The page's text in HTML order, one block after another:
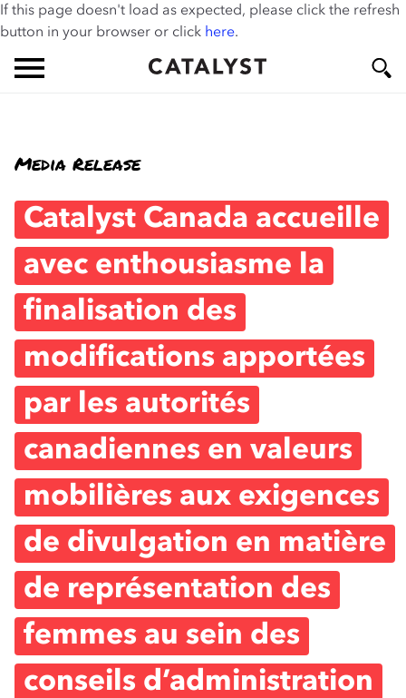
If this page doesn't load as expected, please click the refresh
button in your browser or click here.
main
nu
ch
Media Release
Catalyst Canada accueille
avec enthousiasme la
finalisation des
modifications apportées
par les autorités
canadiennes en valeurs
mobilières aux exigences
de divulgation en matière
de représentation des
femmes au sein des
conseils d’administration